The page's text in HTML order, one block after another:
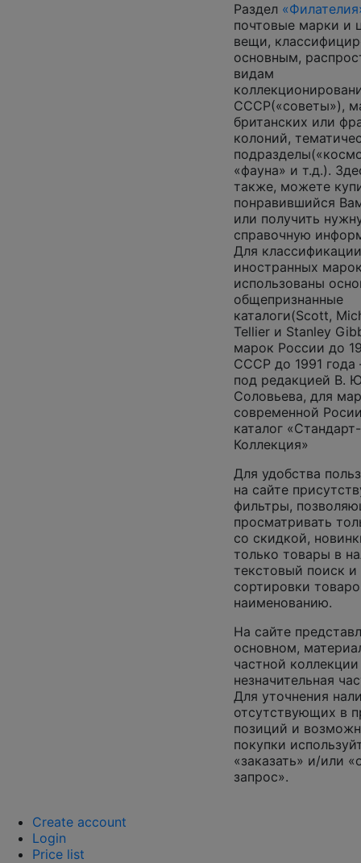
Раздел
почтовые марки и
вещи,
основным,
видам
СССР(«советы»),
британских или
колоний,
«фауна» и т.д.).
также, можете
понравившийся
или получить
справочную
Для классификации
иностранных
использованы
общепризнанные
каталоги(Scott,
Tellier и Stanley
марок России до
СССР до 1991 года
под редакцией В.
Соловьева, для
современной
каталог «Стандарт-
Коллекция»
Для удобства
на сайте
фильтры,
просматривать
со скидкой,
только товары в
текстовый поиск и
сортировки
наименованию.
На сайте
основном,
частной
незначительная
Для уточнения
отсутствующих в
позиций и
покупки
«заказать» и/или
запрос».
Create account
Login
Price list